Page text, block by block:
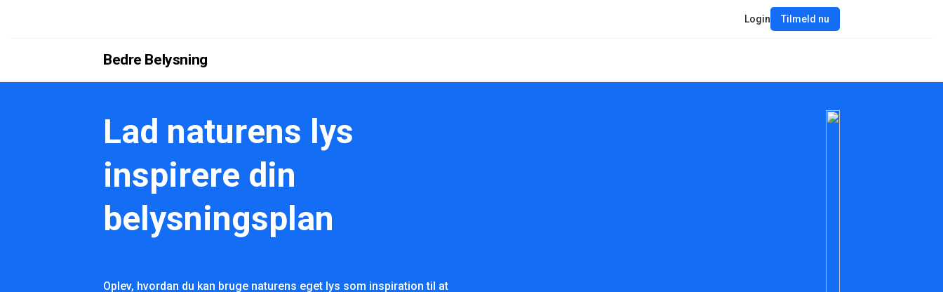
Bedre Belysning
Login Tilmeld nu
Lad naturens lys
inspirere din
belysningsplan
Oplev, hvordan du kan bruge naturens eget lys som inspiration til at